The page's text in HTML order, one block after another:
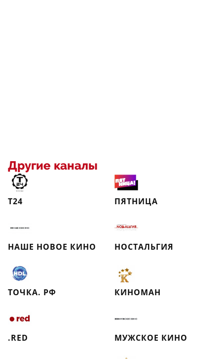
Другие каналы
Т24 ПЯТНИЦА
НАШЕ НОВОЕ КИНО НОСТАЛЬГИЯ
ТОЧКА. РФ КИНОМАН
.RED МУЖСКОЕ КИНО